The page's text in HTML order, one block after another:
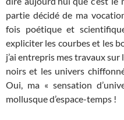
partie décidé de ma
fois poétique et
expliciter les courbes et les
j’ai entrepris mes travaux
noirs et les univers
Oui, ma « sensation
mollusque d’espace-temps !